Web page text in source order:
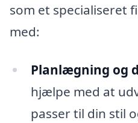
som et specialiseret
med:
Planlægning og
hjælpe med at
passer til din stil